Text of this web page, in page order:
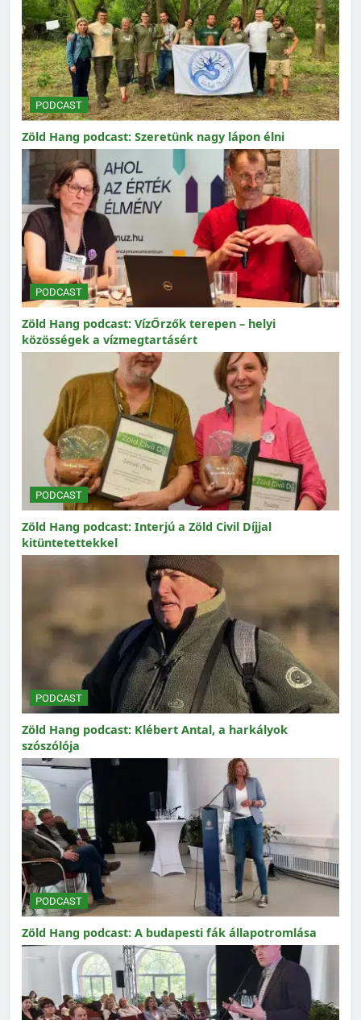
PODCAST
Zöld Hang podcast: Szeretünk nagy lápon élni
PODCAST
Zöld Hang podcast: VízŐrzők terepen – helyi
közösségek a vízmegtartásért
PODCAST
Zöld Hang podcast: Interjú a Zöld Civil Díjjal
kitüntetettekkel
PODCAST
Zöld Hang podcast: Klébert Antal, a harkályok
szószólója
PODCAST
Zöld Hang podcast: A budapesti fák állapotromlása